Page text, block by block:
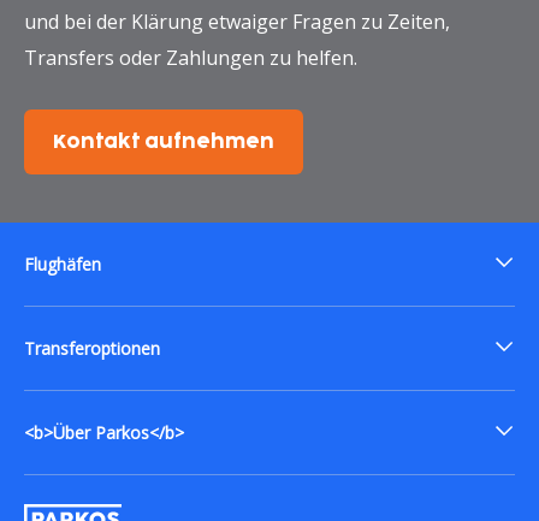
und bei der Klärung etwaiger Fragen zu Zeiten,
Transfers oder Zahlungen zu helfen.
Kontakt aufnehmen
Flughäfen
Transferoptionen
<b>Über Parkos</b>